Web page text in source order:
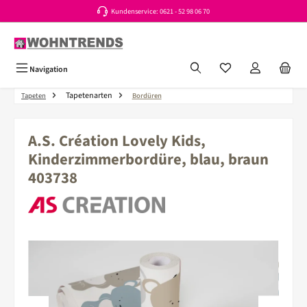
Kundenservice: 0621 - 52 98 06 70
Navigation Du hast 0 Produkte
Tapeten Tapetenarten Bordüren
A.S. Création Lovely Kids,
Kinderzimmerbordüre, blau, braun
403738